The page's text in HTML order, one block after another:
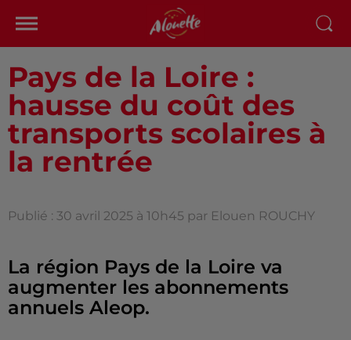
Pays de la Loire :
hausse du coût des
transports scolaires à
la rentrée
Publié : 30 avril 2025 à 10h45 par Elouen ROUCHY
La région Pays de la Loire va
augmenter les abonnements
annuels Aleop.